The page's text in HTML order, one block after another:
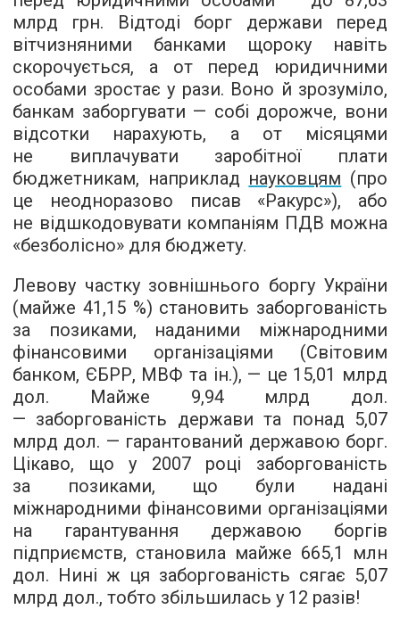
млрд грн. Відтоді борг держави перед
вітчизняними банками щороку навіть
скорочується, а от перед юридичними
особами зростає у рази. Воно й зрозуміло,
банкам заборгувати — собі дорожче, вони
відсотки нарахують, а от місяцями
не виплачувати заробітної плати
бюджетникам, наприклад науковцям (про
це неодноразово писав «Ракурс»), або
не відшкодовувати компаніям ПДВ можна
«безболісно» для бюджету.
Левову частку зовнішнього боргу України
(майже 41,15 %) становить заборгованість
за позиками, наданими міжнародними
фінансовими організаціями (Світовим
банком, ЄБРР, МВФ та ін.), — це 15,01 млрд
дол. Майже 9,94 млрд дол.
— заборгованість держави та понад 5,07
млрд дол. — гарантований державою борг.
Цікаво, що у 2007 році заборгованість
за позиками, що були надані
міжнародними фінансовими організаціями
на гарантування державою боргів
підприємств, становила майже 665,1 млн
дол. Нині ж ця заборгованість сягає 5,07
млрд дол., тобто збільшилась у 12 разів!